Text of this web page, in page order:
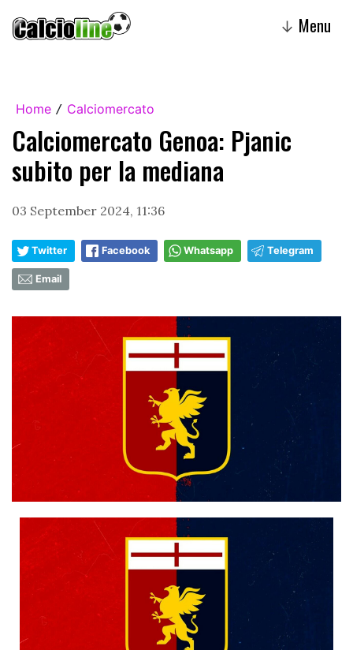
↓ Menu
Home / Calciomercato
Calciomercato Genoa: Pjanic
subito per la mediana
03 September 2024, 11:36
Twitter Facebook Whatsapp Telegram
Email